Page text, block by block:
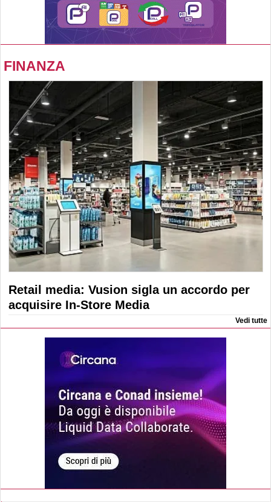
FINANZA
Retail media: Vusion sigla un accordo per
acquisire In-Store Media
Vedi tutte